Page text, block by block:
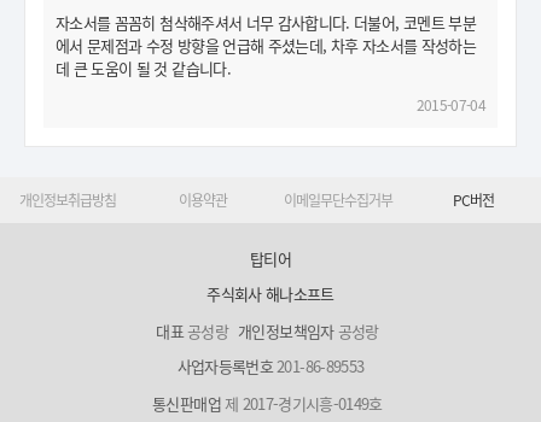
자소서를 꼼꼼히 첨삭해주셔서 너무 감사합니다. 더불어, 코멘트 부분
에서 문제점과 수정 방향을 언급해 주셨는데, 차후 자소서를 작성하는
데 큰 도움이 될 것 같습니다.
2015-07-04
개인정보취급방침 이용약관 이메일무단수집거부 PC버전
탑티어
주식회사 해나소프트
대표공성랑 개인정보책임자공성랑
사업자등록번호201-86-89553
통신판매업제 2017-경기시흥-0149호